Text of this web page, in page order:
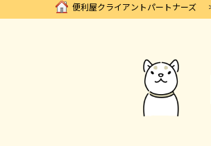
便利屋クライアントパートナーズ